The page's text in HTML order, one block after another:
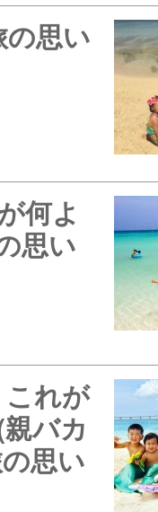
の思い
何よ
思い
れが
バカ
思い